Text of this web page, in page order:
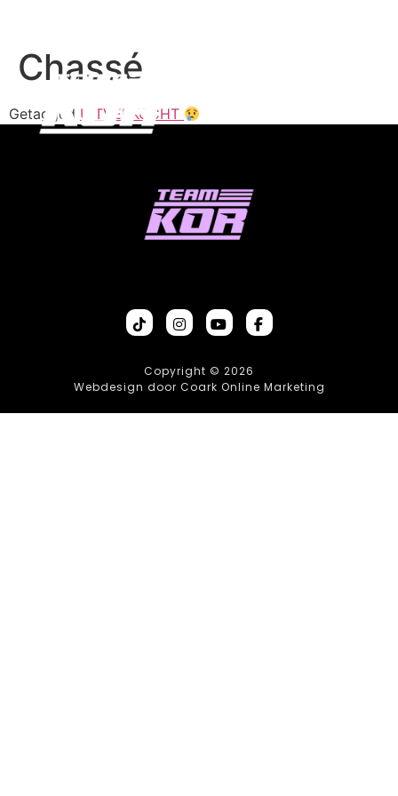
Chassé
Getagged UITVERKOCHT
Copyright © 2026
Webdesign door Coark Online Marketing